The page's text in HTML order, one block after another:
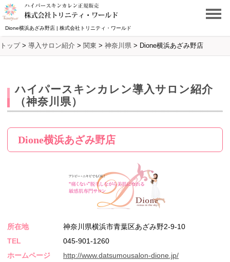
Dione横浜あざみ野店 | 株式会社トリニティ・ワールド
トップ> 導入サロン紹介 > 関東 > 神奈川県 > Dione横浜あざみ野店
ハイパースキンカレン導入サロン紹介
（神奈川県）
Dione横浜あざみ野店
所在地
神奈川県横浜市青葉区あざみ野2-9-10
TEL
045-901-1260
ホームページ
http://www.datsumousalon-dione.jp/